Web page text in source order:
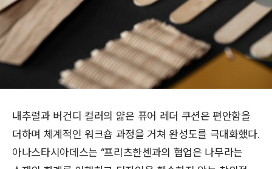
내추럴과 버건디 컬러의 얇은 퓨어 레더 쿠션은 편안함을
더하며 체계적인 워크숍 과정을 거쳐 완성도를 극대화했다.
아나스타시아데스는 “프리츠한센과의 협업은 나무라는